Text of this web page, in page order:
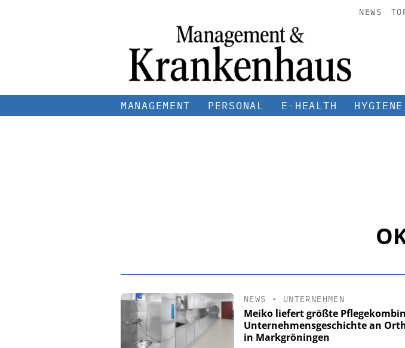
NEWS
MANAGEMENT PERSONAL E-HEALTH HYGIENE
NEWS • UNTERNEHMEN
Meiko liefert größte
Unternehmensgeschichte an
in Markgröningen